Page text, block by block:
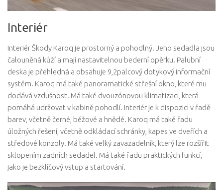
Interiér
Interiér Škody Karoq je prostorný a pohodlný. Jeho sedadla jsou
čalouněná kůží a mají nastavitelnou bederní opěrku. Palubní
deska je přehledná a obsahuje 9,2palcový dotykový informační
systém. Karoq má také panoramatické střešní okno, které mu
dodává vzdušnost. Má také dvouzónovou klimatizaci, která
pomáhá udržovat v kabině pohodlí. Interiér je k dispozici v řadě
barev, včetně černé, béžové a hnědé. Karoq má také řadu
úložných řešení, včetně odkládací schránky, kapes ve dveřích a
středové konzoly. Má také velký zavazadelník, který lze rozšířit
sklopením zadních sedadel. Má také řadu praktických funkcí,
jako je bezklíčový vstup a startování.